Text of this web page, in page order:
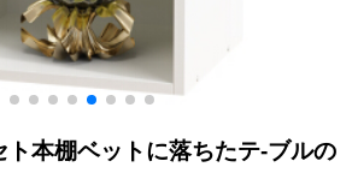
ト本棚ベットに落ちたテ-ブルの